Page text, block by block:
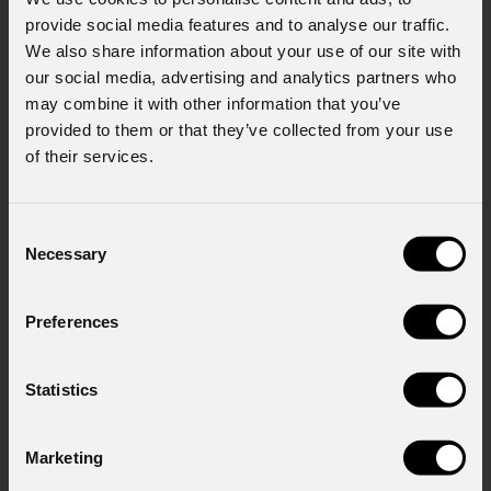
provide social media features and to analyse our traffic.
We also share information about your use of our site with
our social media, advertising and analytics partners who
may combine it with other information that you’ve
provided to them or that they’ve collected from your use
of their services.
Selection
Necessary
Preferences
Statistics
Marketing
06 Agosto 2026